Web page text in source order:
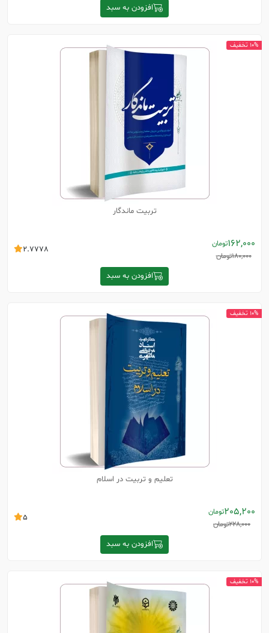
افزودن به سبد
تربیت ماندگار
162,000تومان
180,000تومان
2.7778
افزودن به سبد
10% تخفیف
تعلیم و تربیت در اسلام
205,200تومان
228,000تومان
5
افزودن به سبد
10% تخفیف
10% تخفیف